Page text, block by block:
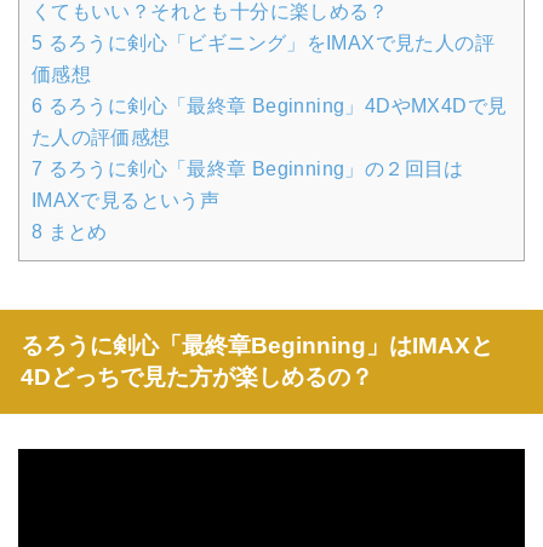
くてもいい？それとも十分に楽しめる？
5 るろうに剣心「ビギニング」をIMAXで見た人の評
価感想
6 るろうに剣心「最終章 Beginning」4DやMX4Dで見
た人の評価感想
7 るろうに剣心「最終章 Beginning」の２回目は
IMAXで見るという声
8 まとめ
るろうに剣心「最終章Beginning」はIMAXと
4Dどっちで見た方が楽しめるの？